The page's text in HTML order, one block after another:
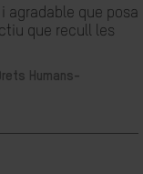
agradable que posa
que recull les
Humans-